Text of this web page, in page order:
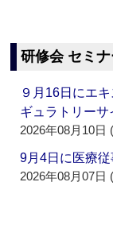
研修会 セミ
９月16日にエ
ギュラトリーサ
2026年08月10日
9月4日に医療
2026年08月07日